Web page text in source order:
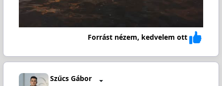
Forrást nézem, kedvelem ott
Szűcs Gábor